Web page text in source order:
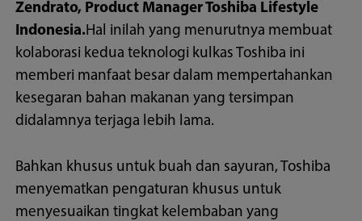
Zendrato, Product Manager Toshiba Lifestyle
Indonesia.Hal inilah yang menurutnya membuat
kolaborasi kedua teknologi kulkas Toshiba ini
memberi manfaat besar dalam mempertahankan
kesegaran bahan makanan yang tersimpan
didalamnya terjaga lebih lama.
Bahkan khusus untuk buah dan sayuran, Toshiba
menyematkan pengaturan khusus untuk
menyesuaikan tingkat kelembaban yang